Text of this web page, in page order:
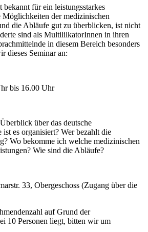
für ein leistungsstarkes
Möglichkeiten der medizinischen
die Abläufe gut zu überblicken, ist nicht
sind als MultililkatorInnen in ihren
in diesem Bereich besonders
dieses Seminar an:
bis 16.00 Uhr
über das deutsche
ist es organisiert? Wer bezahlt die
Wo bekomme ich welche medizinischen
Wie sind die Abläufe?
33, Obergeschoss (Zugang über die
auf Grund der
10 Personen liegt, bitten wir um